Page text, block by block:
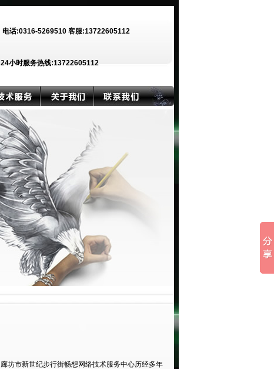
电话:0316-5269510 客服:13722605112
24小时服务热线:13722605112
廊坊市新世纪步行街畅想网络技术服务中心历经多年